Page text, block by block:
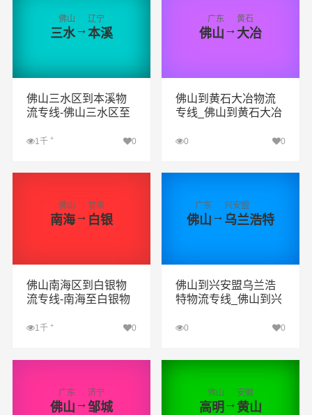
佛山
三水→
辽宁
本溪
佛山三水区到本溪物
流专线-佛山三水区至
1千 + 0
查看详细
广东
佛山 →
黄石
大冶
佛山到黄石大冶物流
专线_佛山到黄石大冶
0 0
查看详细
佛山
南海→
甘肃
白银
佛山南海区到白银物
流专线-南海至白银物
1千 + 0
查看详细
广东
佛山 →
兴安盟
乌兰浩特
佛山到兴安盟乌兰浩
特物流专线_佛山到兴
线公司
0 0
查看详细
广东
佛山 →
济宁
邹城
佛山
高明 →
安徽
黄山